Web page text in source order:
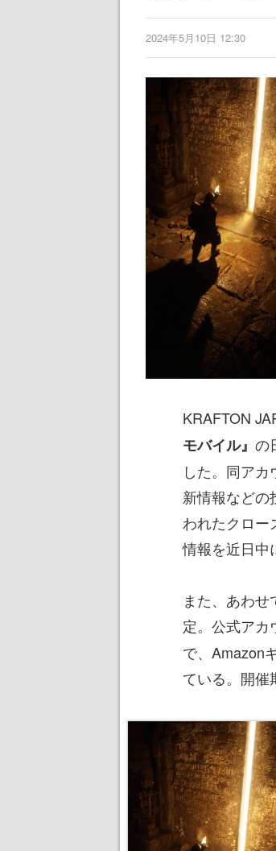
2024年5月10日 12:30
KRAFTON
モバイル』 の
した。同ア
新情報などの
われたクロー
情報を近日中
また、あわ
定。公式アカ
で、Amazon
ている。開催